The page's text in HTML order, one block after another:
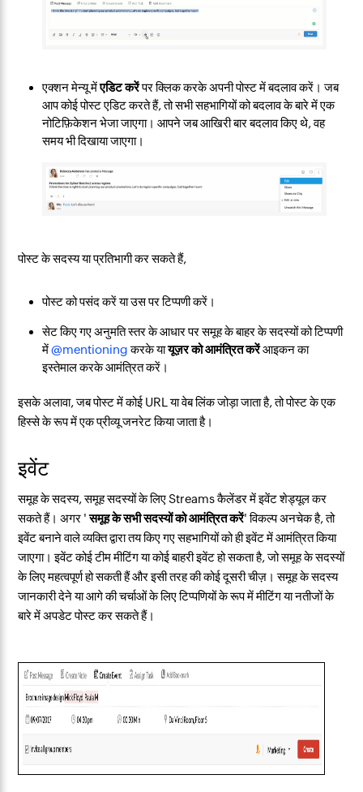
एक्शन मेन्यू मेंएडिट करेंपर क्लिक करके अपनी पोस्ट में बदलाव करें। जब
आप कोई पोस्ट एडिट करते हैं, तो सभी सहभागियों को बदलाव के बारे में एक
नोटिफ़िकेशन भेजा जाएगा। आपने जब आखिरी बार बदलाव किए थे, वह
समय भी दिखाया जाएगा।
पोस्ट के सदस्य या प्रतिभागी कर सकते हैं,
पोस्ट को पसंद करें या उस पर टिप्पणी करें।
सेट किए गए अनुमति स्तर के आधार पर समूह के बाहर के सदस्यों को टिप्पणी
में@mentioningकरके यायूज़र को आमंत्रित करेंआइकन का
इस्तेमाल करके आमंत्रित करें।
इसके अलावा, जब पोस्ट में कोई URL या वेब लिंक जोड़ा जाता है, तो पोस्ट के एक
हिस्से के रूप में एक प्रीव्यू जनरेट किया जाता है।
इवेंट
समूह के सदस्य, समूह सदस्यों के लिए Streams कैलेंडर में इवेंट शेड्यूल कर
सकते हैं। अगर 'समूह के सभी सदस्यों को आमंत्रित करें' विकल्प अनचेक है, तो
इवेंट बनाने वाले व्यक्ति द्वारा तय किए गए सहभागियों को ही इवेंट में आमंत्रित किया
जाएगा। इवेंट कोई टीम मीटिंग या कोई बाहरी इवेंट हो सकता है, जो समूह के सदस्यों
के लिए महत्वपूर्ण हो सकती हैं और इसी तरह की कोई दूसरी चीज़। समूह के सदस्य
जानकारी देने या आगे की चर्चाओं के लिए टिप्पणियों के रूप में मीटिंग या नतीजों के
बारे में अपडेट पोस्ट कर सकते हैं।